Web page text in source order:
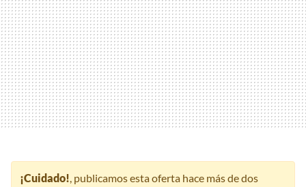
¡Cuidado!, publicamos esta oferta hace más de dos